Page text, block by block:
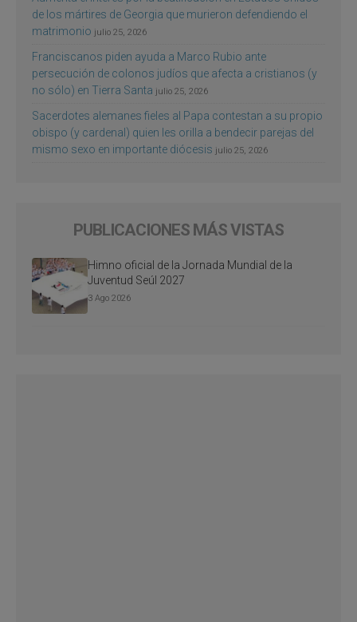
de los mártires de Georgia que murieron defendiendo el
matrimonio julio 25, 2026
Franciscanos piden ayuda a Marco Rubio ante
persecución de colonos judíos que afecta a cristianos (y
no sólo) en Tierra Santa julio 25, 2026
Sacerdotes alemanes fieles al Papa contestan a su propio
obispo (y cardenal) quien les orilla a bendecir parejas del
mismo sexo en importante diócesis julio 25, 2026
PUBLICACIONES MÁS VISTAS
Himno oficial de la Jornada Mundial de la
Juventud Seúl 2027
3 Ago 2026